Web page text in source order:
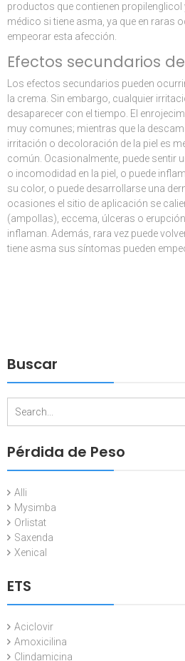
productos que contienen propilenglicol
médico si tiene asma, ya que en raras
empeorar esta afección.
Efectos secundarios
Los efectos secundarios pueden
la crema. Sin embargo, cualquier
desaparecer con el tiempo. El
muy comunes; mientras que la
irritación o decoloración de la piel es
común. Ocasionalmente, puede sentir
o incomodidad en la piel, o puede
su color, o puede desarrollarse una
ocasiones el sitio de aplicación se
(ampollas), eccema, úlceras o
inflaman. Además, rara vez puede
tiene asma sus síntomas pueden
Buscar
for:
Pérdida de Peso
Alli
Mysimba
Orlistat
Saxenda
Xenical
ETS
Aciclovir
Amoxicilina
Clindamicina